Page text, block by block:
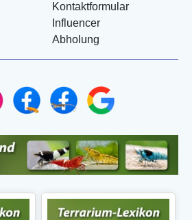
Kontaktformular
Influencer
Abholung